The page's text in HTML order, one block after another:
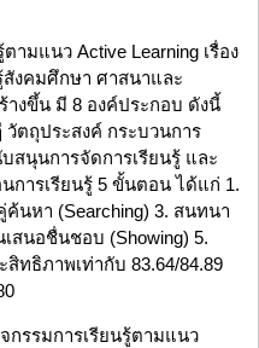
ามแนว Active Learning เรื่อง
สังคมศึกษา ศาสนาและ
งขึ้น มี 8 องค์ประกอบ ดังนี้
ตถุประสงค์ กระบวนการ
สนุนการจัดการเรียนรู้ และ
การเรียนรู้ 5 ขั้นตอน ได้แก่ 1.
ค้นหา (Searching) 3. สนทนา
เสนอชื่นชอบ (Showing) 5.
ทธิภาพเท่ากับ 83.64/84.89
กรรมการเรียนรู้ตามแนว